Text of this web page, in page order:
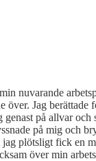
nuvarande
över. Jag berättade
på allvar och
på mig och
plötsligt fick en
över min